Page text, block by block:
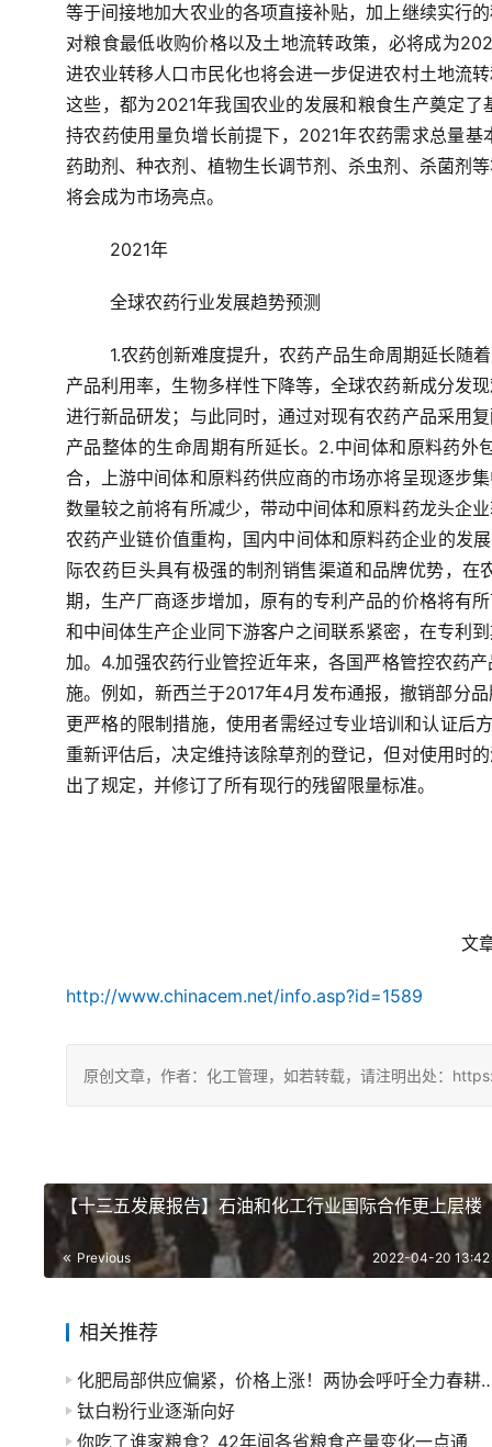
等于间接地加大农业的各项直接补贴，加上继续实行
对粮食最低收购价格以及土地流转政策，必将成为
进农业转移人口市民化也将会进一步促进农村土地流
这些，都为2021年我国农业的发展和粮食生产奠定
持农药使用量负增长前提下，2021年农药需求总量
药助剂、种衣剂、植物生长调节剂、杀虫剂、杀菌剂
将会成为市场亮点。
2021年
全球农药行业发展趋势预测
产品利用率，生物多样性下降等，全球农药新成分发
进行新品研发；与此同时，通过对现有农药产品采用
产品整体的生命周期有所延长。2.中间体和原料药
合，上游中间体和原料药供应商的市场亦将呈现逐步
数量较之前将有所减少，带动中间体和原料药龙头企
农药产业链价值重构，国内中间体和原料药企业的发
际农药巨头具有极强的制剂销售渠道和品牌优势，
期，生产厂商逐步增加，原有的专利产品的价格将有
和中间体生产企业同下游客户之间联系紧密，在专利
加。4.加强农药行业管控近年来，各国严格管控农药
施。例如，新西兰于2017年4月发布通报，撤销部分
更严格的限制措施，使用者需经过专业培训和认证
重新评估后，决定维持该除草剂的登记，但对使用时
出了规定，并修订了所有现行的残留限量标准。
文
http://www.chinacem.net/info.asp?id=1589
原创文章，作者：化工管理，如若转载，请注明出处：
【十三五发展报告】石油和化工行业国际合作更上层楼
Previous 2022-04-20 13:42
相关推荐
化肥局部供应偏紧，价格上
钛白粉行业逐渐向好
你吃了谁家粮食？42年间各省粮食产量变化一点通